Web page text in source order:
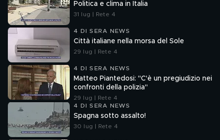
Politica e clima in Italia
31 lug | Rete 4
4 DI SERA NEWS
Città italiane nella morsa del Sole
29 lug | Rete 4
4 DI SERA NEWS
Matteo Piantedosi: "C'è un pregiudizio nei
confronti della polizia"
29 lug | Rete 4
4 DI SERA NEWS
Spagna sotto assalto!
30 lug | Rete 4